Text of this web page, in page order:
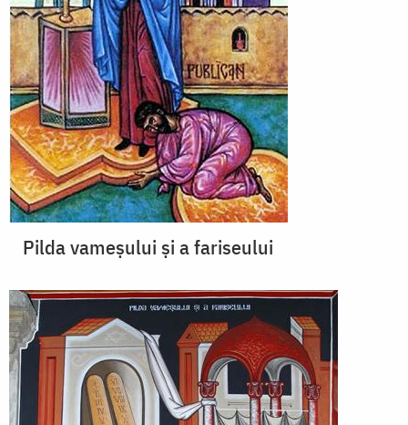
Pilda vameșului și a fariseului